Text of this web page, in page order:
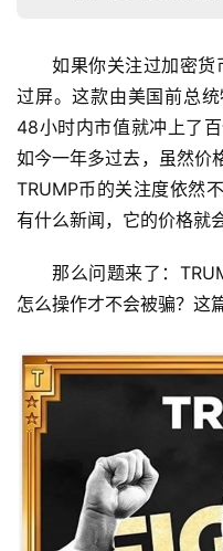
如果你关注过加密货
过屏。这款由美国前总
48小时内市值就冲上了
如今一年多过去，虽然价
TRUMP币的关注度依然
有什么新闻，它的价格就
那么问题来了：
怎么操作才不会被骗？这